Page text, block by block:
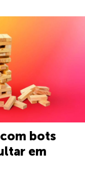
bots
em